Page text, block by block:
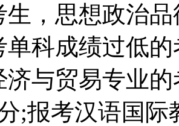
生，思想政治
单科成绩过低
济与贸易专业
;报考汉语国